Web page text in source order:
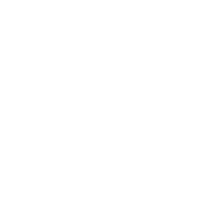
です。
ありません。
です。
ず変更すること